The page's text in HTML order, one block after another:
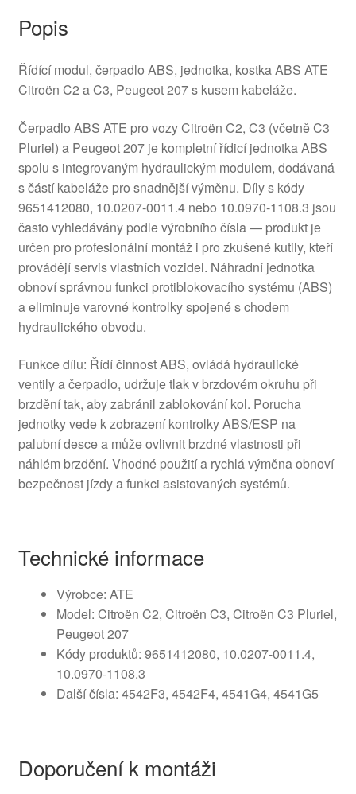
Popis
Řídící modul, čerpadlo ABS, jednotka, kostka ABS ATE
Citroën C2 a C3, Peugeot 207 s kusem kabeláže.
Čerpadlo ABS ATE pro vozy Citroën C2, C3 (včetně C3
Pluriel) a Peugeot 207 je kompletní řídicí jednotka ABS
spolu s integrovaným hydraulickým modulem, dodávaná
s částí kabeláže pro snadnější výměnu. Díly s kódy
9651412080, 10.0207-0011.4 nebo 10.0970-1108.3 jsou
často vyhledávány podle výrobního čísla — produkt je
určen pro profesionální montáž i pro zkušené kutily, kteří
provádějí servis vlastních vozidel. Náhradní jednotka
obnoví správnou funkci protiblokovacího systému (ABS)
a eliminuje varovné kontrolky spojené s chodem
hydraulického obvodu.
Funkce dílu: Řídí činnost ABS, ovládá hydraulické
ventily a čerpadlo, udržuje tlak v brzdovém okruhu při
brzdění tak, aby zabránil zablokování kol. Porucha
jednotky vede k zobrazení kontrolky ABS/ESP na
palubní desce a může ovlivnit brzdné vlastnosti při
náhlém brzdění. Vhodné použití a rychlá výměna obnoví
bezpečnost jízdy a funkci asistovaných systémů.
Technické informace
Výrobce: ATE
Model: Citroën C2, Citroën C3, Citroën C3 Pluriel,
Peugeot 207
Kódy produktů: 9651412080, 10.0207-0011.4,
10.0970-1108.3
Další čísla: 4542F3, 4542F4, 4541G4, 4541G5
Doporučení k montáži